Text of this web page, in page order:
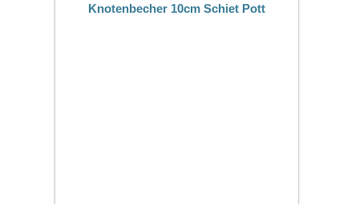
Knotenbecher 10cm Schiet Pott